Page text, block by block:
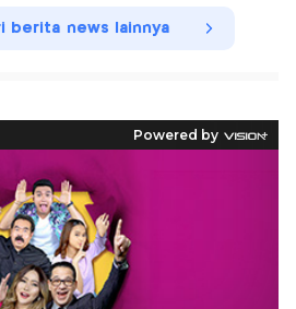
berita news lainnya